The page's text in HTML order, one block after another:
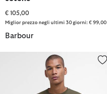
€ 105,00
Miglior prezzo negli ultimi 30 giorni: € 99,00
Barbour
T-shirt Preppy